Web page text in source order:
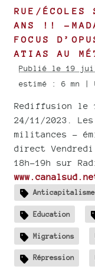
RUE/
ANS !! -
FOCUS
ATIAS AU
Publié le 19
estimé : 6 mn |
Rediffusion le
24/11/2023.
militances -
direct
18h-19h sur
Anticapitalisme
Education
Migrations
Répression